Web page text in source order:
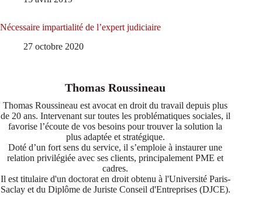
Nécessaire impartialité de l’expert judiciaire
27 octobre 2020
Thomas Roussineau
Thomas Roussineau est avocat en droit du travail depuis plus
de 20 ans. Intervenant sur toutes les problématiques sociales, il
favorise l’écoute de vos besoins pour trouver la solution la
plus adaptée et stratégique.
Doté d’un fort sens du service, il s’emploie à instaurer une
relation privilégiée avec ses clients, principalement PME et
cadres.
Il est titulaire d'un doctorat en droit obtenu à l'Université Paris-
Saclay et du Diplôme de Juriste Conseil d'Entreprises (DJCE).